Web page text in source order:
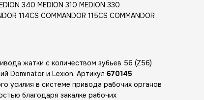
340 MEDION 310 MEDION 330
114CS COMMANDOR 115CS COMMANDOR
жатки с количеством зубьев 56 (Z56)
Dominator и Lexion. Артикул 670145
усилия в системе привода рабочих органов
благодаря закалке рабочих